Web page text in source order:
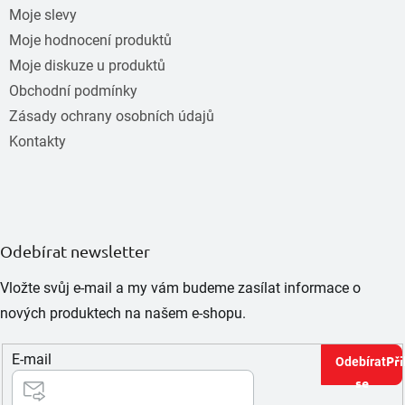
Moje slevy
Moje hodnocení produktů
Moje diskuze u produktů
Obchodní podmínky
Zásady ochrany osobních údajů
Kontakty
Odebírat newsletter
Vložte svůj e-mail a my vám budeme zasílat informace o
nových produktech na našem e-shopu.
E-mail
se